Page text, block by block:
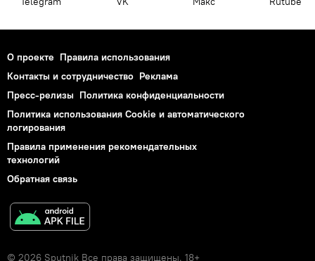
О проекте Правила использования
Контакты и сотрудничество Реклама
Пресс-релизы Политика конфиденциальности
Политика использования Cookie и автоматического
логирования
Правила применения рекомендательных
технологий
Обратная связь
© 2026 Sputnik Все права защищены. 18+